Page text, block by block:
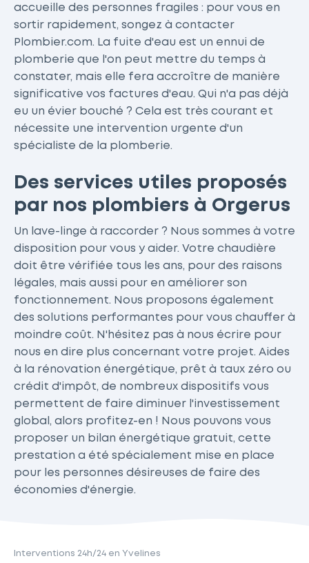
accueille des personnes fragiles : pour vous en
sortir rapidement, songez à contacter
Plombier.com. La fuite d'eau est un ennui de
plomberie que l'on peut mettre du temps à
constater, mais elle fera accroître de manière
significative vos factures d'eau. Qui n'a pas déjà
eu un évier bouché ? Cela est très courant et
nécessite une intervention urgente d'un
spécialiste de la plomberie.
Des services utiles proposés
par nos plombiers à Orgerus
Un lave-linge à raccorder ? Nous sommes à votre
disposition pour vous y aider. Votre chaudière
doit être vérifiée tous les ans, pour des raisons
légales, mais aussi pour en améliorer son
fonctionnement. Nous proposons également
des solutions performantes pour vous chauffer à
moindre coût. N'hésitez pas à nous écrire pour
nous en dire plus concernant votre projet. Aides
à la rénovation énergétique, prêt à taux zéro ou
crédit d'impôt, de nombreux dispositifs vous
permettent de faire diminuer l'investissement
global, alors profitez-en ! Nous pouvons vous
proposer un bilan énergétique gratuit, cette
prestation a été spécialement mise en place
pour les personnes désireuses de faire des
économies d'énergie.
Interventions 24h/24 en Yvelines